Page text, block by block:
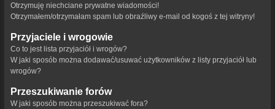
Otrzymuję niechciane prywatne wiadomości!
Otrzymałem/otrzymałam spam lub obraźliwy e-mail od kogoś z tej witryny!
Przyjaciele i wrogowie
Co to jest lista przyjaciół i wrogów?
W jaki sposób można dodawać/usuwać użytkowników z listy przyjaciół lub
wrogów?
Przeszukiwanie forów
W jaki sposób można przeszukiwać fora?